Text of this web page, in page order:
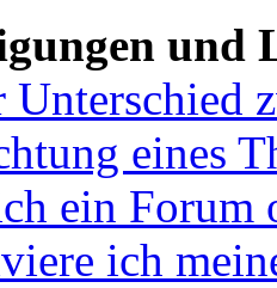
und
Unterschied
eines
ein Forum
ich